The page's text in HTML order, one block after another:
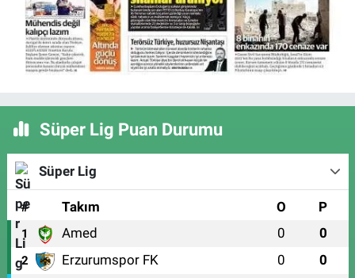
Süper Lig Puan Durumu
Süper Lig
# Takım O P
1 Amed 0 0
2 Erzurumspor FK 0 0